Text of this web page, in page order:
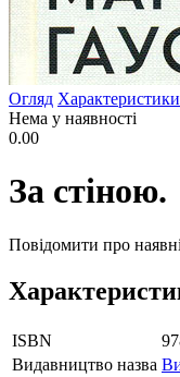
Огляд Характеристики
Нема у наявності
0.00
За стіною.
Повідомити про
ISBN
Видавництво назва